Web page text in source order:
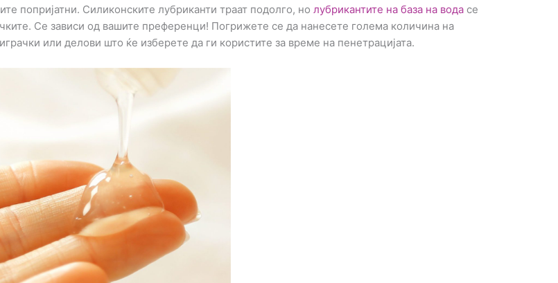
попријатни. Силиконските лубриканти траат подолго, но лубрикантите на база на вода се
Се зависи од вашите преференци! Погрижете се да нанесете голема количина на
или делови што ќе изберете да ги користите за време на пенетрацијата.